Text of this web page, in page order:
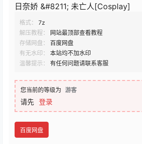
日奈娇 &#8211; 未亡人[Cosplay]
格式：
7z
解压教程：
网站最顶部查看教程
存储网盘：
百度网盘
有无水印：
本站均不加水印
温馨提示：
有任何问题请联系客服
您当前的等级为 游客
请先 登录
百度网盘